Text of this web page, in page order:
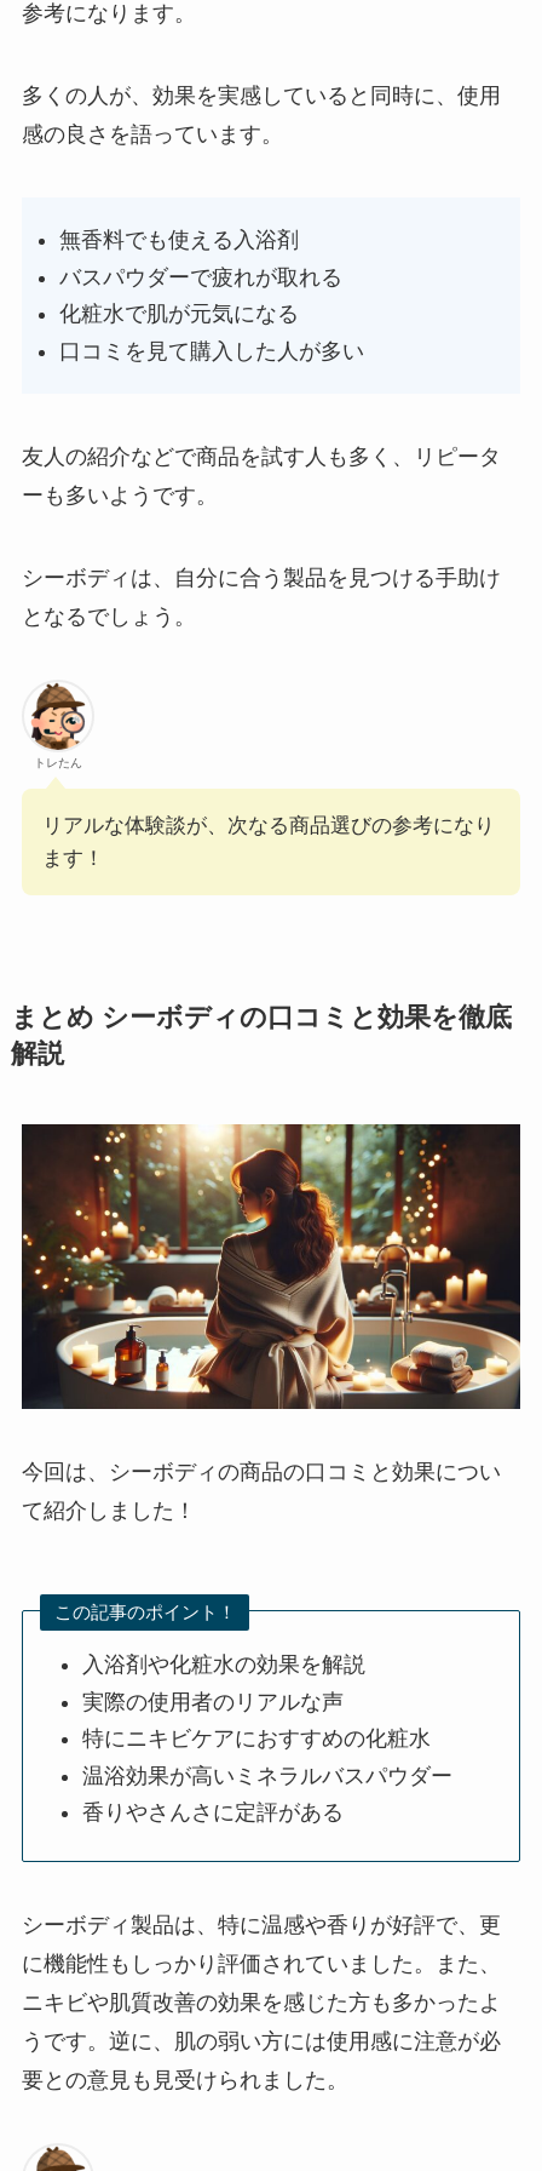
参考になります。
多くの人が、効果を実感していると同時に、使用
感の良さを語っています。
無香料でも使える入浴剤
バスパウダーで疲れが取れる
化粧水で肌が元気になる
口コミを見て購入した人が多い
友人の紹介などで商品を試す人も多く、リピータ
ーも多いようです。
シーボディは、自分に合う製品を見つける手助け
となるでしょう。
トレたん
リアルな体験談が、次なる商品選びの参考になり
ます！
まとめ シーボディの口コミと効果を徹底
解説
今回は、シーボディの商品の口コミと効果につい
て紹介しました！
この記事のポイント！
入浴剤や化粧水の効果を解説
実際の使用者のリアルな声
特にニキビケアにおすすめの化粧水
温浴効果が高いミネラルバスパウダー
香りやさんさに定評がある
シーボディ製品は、特に温感や香りが好評で、更
に機能性もしっかり評価されていました。また、
ニキビや肌質改善の効果を感じた方も多かったよ
うです。逆に、肌の弱い方には使用感に注意が必
要との意見も見受けられました。